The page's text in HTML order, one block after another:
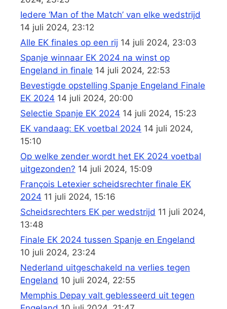
Iedere ‘Man of the Match’ van elke wedstrijd
14 juli 2024, 23:12
Alle EK finales op een rij 14 juli 2024, 23:03
Spanje winnaar EK 2024 na winst op
Engeland in finale 14 juli 2024, 22:53
Bevestigde opstelling Spanje Engeland Finale
EK 2024 14 juli 2024, 20:00
Selectie Spanje EK 2024 14 juli 2024, 15:23
EK vandaag: EK voetbal 2024 14 juli 2024,
15:10
Op welke zender wordt het EK 2024 voetbal
uitgezonden? 14 juli 2024, 15:09
François Letexier scheidsrechter finale EK
2024 11 juli 2024, 15:16
Scheidsrechters EK per wedstrijd 11 juli 2024,
13:48
Finale EK 2024 tussen Spanje en Engeland
10 juli 2024, 23:24
Nederland uitgeschakeld na verlies tegen
Engeland 10 juli 2024, 22:55
Memphis Depay valt geblesseerd uit tegen